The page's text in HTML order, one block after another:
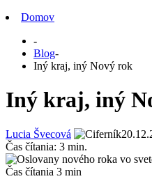
Domov
-
Blog-
Iný kraj, iný Nový rok
Iný kraj, iný
Lucia Švecová
Čas čítania: 3 min.
Čas čítania 3 min